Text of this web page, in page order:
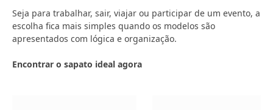
Seja para trabalhar, sair, viajar ou participar de um evento, a
escolha fica mais simples quando os modelos são
apresentados com lógica e organização.
Encontrar o sapato ideal agora